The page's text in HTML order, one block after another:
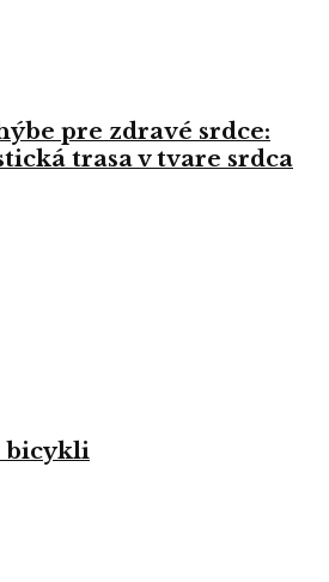
pre zdravé srdce:
trasa v tvare srdca
bicykli